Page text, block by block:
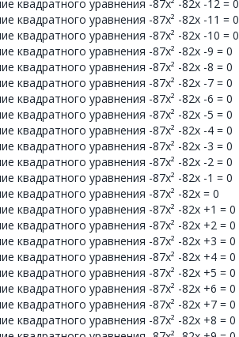
квадратного уравнения -87x² -82x -12 = 0
квадратного уравнения -87x² -82x -11 = 0
квадратного уравнения -87x² -82x -10 = 0
квадратного уравнения -87x² -82x -9 = 0
квадратного уравнения -87x² -82x -8 = 0
квадратного уравнения -87x² -82x -7 = 0
квадратного уравнения -87x² -82x -6 = 0
квадратного уравнения -87x² -82x -5 = 0
квадратного уравнения -87x² -82x -4 = 0
квадратного уравнения -87x² -82x -3 = 0
квадратного уравнения -87x² -82x -2 = 0
квадратного уравнения -87x² -82x -1 = 0
квадратного уравнения -87x² -82x = 0
квадратного уравнения -87x² -82x +1 = 0
квадратного уравнения -87x² -82x +2 = 0
квадратного уравнения -87x² -82x +3 = 0
квадратного уравнения -87x² -82x +4 = 0
квадратного уравнения -87x² -82x +5 = 0
квадратного уравнения -87x² -82x +6 = 0
квадратного уравнения -87x² -82x +7 = 0
квадратного уравнения -87x² -82x +8 = 0